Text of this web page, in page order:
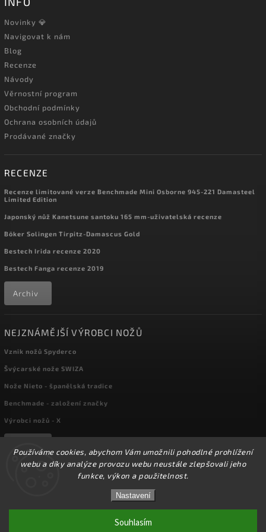
Používáme cookies, abychom Vám umožnili pohodlné prohlížení
webu a díky analýze provozu webu neustále zlepšovali jeho
funkce, výkon a použitelnost.
Nastavení
Souhlasím
☀️Ve dnech 3-14.8 2026 máme zavřeno z důvodu
DOVOLENÉ. Eshop zůstává v provozu, objednávky
budeme zpracovávat v pondělí 17.8.2026. Děkujeme za
pochopení.☀️
Novinky 💎
Navigovat k nám
Blog
Recenze
Návody
Věrnostní program
Obchodní podmínky
Ochrana osobních údajů
Prodávané značky
RECENZE
Recenze limitované verze Benchmade Mini Osborne 945-221 Damasteel
Limited Edition
Japonský nůž Kanetsune santoku 165 mm-uživatelská recenze
Böker Solingen Tirpitz-Damascus Gold
Bestech Irida recenze 2020
Bestech Fanga recenze 2019
Archiv
NEJZNÁMĚJŠÍ VÝROBCI NOŽŮ
Vznik nožů Spyderco
Švýcarské nože SWIZA
Nože Nieto - španělská tradice
Benchmade - založení značky
Výrobci nožů - X
kapesni-noze.cz
Upravit nastavení cookies